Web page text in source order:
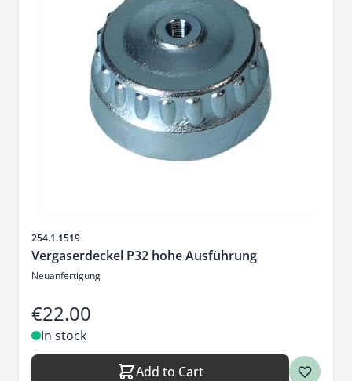
Sku
254.1.1519
Vergaserdeckel P32 hohe Ausführung
Neuanfertigung
€22.00
In stock
Add to Cart